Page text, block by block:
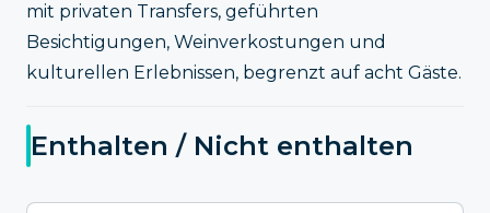
mit privaten Transfers, geführten
Besichtigungen, Weinverkostungen und
kulturellen Erlebnissen, begrenzt auf acht Gäste.
Enthalten / Nicht enthalten